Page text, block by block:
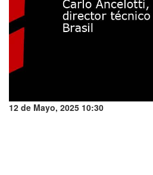
12 de Mayo, 2025 10:30